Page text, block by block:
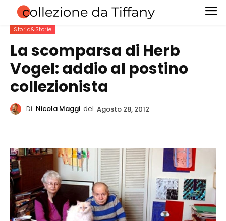
Storia&Storie
La scomparsa di Herb
Vogel: addio al postino
collezionista
Di Nicola Maggi del Agosto 28, 2012